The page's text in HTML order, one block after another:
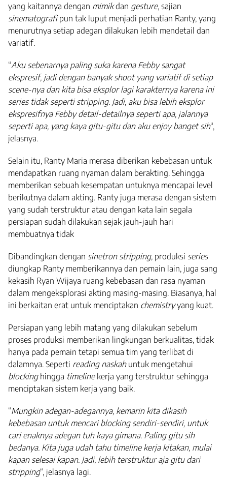
yang kaitannya dengan mimikdan gesture, sajian
sinematografipun tak luput menjadi perhatian Ranty, yang
menurutnya setiap adegan dilakukan lebih mendetail dan
variatif.
“Aku sebenarnya paling suka karena Febby sangat
ekspresif, jadi dengan banyak shoot yang variatif di setiap
scene-nya dan kita bisa eksplor lagi karakternya karena ini
series tidak seperti stripping. Jadi, aku bisa lebih eksplor
ekspresifnya Febby detail-detailnya seperti apa, jalannya
seperti apa, yang kaya gitu-gitu dan aku enjoy banget sih“,
jelasnya.
Selain itu, Ranty Maria merasa diberikan kebebasan untuk
mendapatkan ruang nyaman dalam berakting. Sehingga
memberikan sebuah kesempatan untuknya mencapai level
berikutnya dalam akting. Ranty juga merasa dengan sistem
yang sudah terstruktur atau dengan kata lain segala
persiapan sudah dilakukan sejak jauh-jauh hari
membuatnya tidak
Dibandingkan dengan sinetron stripping, produksi series
diungkap Ranty memberikannya dan pemain lain, juga sang
kekasih Ryan Wijaya ruang kebebasan dan rasa nyaman
dalam mengeksplorasi akting masing-masing. Biasanya, hal
ini berkaitan erat untuk menciptakan chemistryyang kuat.
Persiapan yang lebih matang yang dilakukan sebelum
proses produksi memberikan lingkungan berkualitas, tidak
hanya pada pemain tetapi semua tim yang terlibat di
dalamnya. Seperti reading naskahuntuk mengetahui
blockinghingga timelinekerja yang terstruktur sehingga
menciptakan sistem kerja yang baik.
“Mungkin adegan-adegannya, kemarin kita dikasih
kebebasan untuk mencari blocking sendiri-sendiri, untuk
cari enaknya adegan tuh kaya gimana. Paling gitu sih
bedanya. Kita juga udah tahu timeline kerja kitakan, mulai
kapan selesai kapan. Jadi, lebih terstruktur aja gitu dari
stripping“, jelasnya lagi.